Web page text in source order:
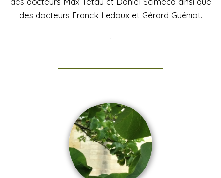
des docteurs Franck Ledoux et Gérard Guéniot.